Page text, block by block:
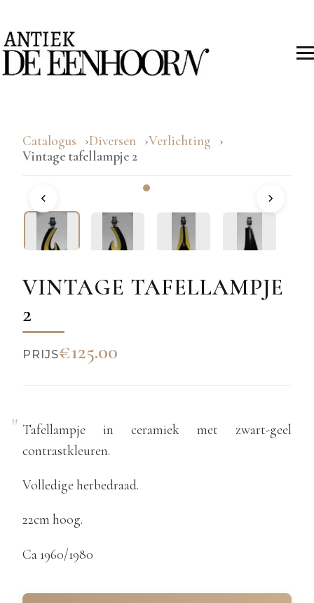
Catalogus Diversen
Verlichting
Vintage tafellampje 2
VINTAGE TAFELLAMPJE
2
PRIJS€125.00
Tafellampje in ceramiek met zwart-geel
contrastkleuren.
Volledige herbedraad.
22cm hoog.
Ca 1960/1980